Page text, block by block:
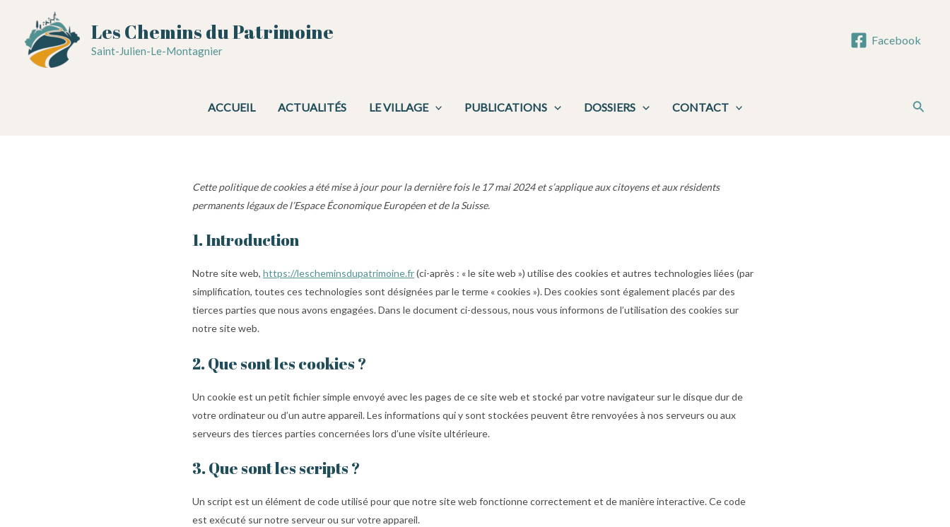
contenu
Les Chemins du Patrimoine
Saint-Julien-Le-Montagnier
Facebook
ACCUEIL ACTUALITÉS LE VILLAGE PUBLICATIONS DOSSIERS CONTACT
Cette politique de cookies a été mise à jour pour la dernière fois le 17 mai 2024 et s’applique aux citoyens et aux résidents
permanents légaux de l’Espace Économique Européen et de la Suisse.
1. Introduction
Notre site web, https://lescheminsdupatrimoine.fr(ci-après : « le site web ») utilise des cookies et autres technologies liées (par
simplification, toutes ces technologies sont désignées par le terme « cookies »). Des cookies sont également placés par des
tierces parties que nous avons engagées. Dans le document ci-dessous, nous vous informons de l’utilisation des cookies sur
notre site web.
2. Que sont les cookies ?
Un cookie est un petit fichier simple envoyé avec les pages de ce site web et stocké par votre navigateur sur le disque dur de
votre ordinateur ou d’un autre appareil. Les informations qui y sont stockées peuvent être renvoyées à nos serveurs ou aux
serveurs des tierces parties concernées lors d’une visite ultérieure.
3. Que sont les scripts ?
Un script est un élément de code utilisé pour que notre site web fonctionne correctement et de manière interactive. Ce code
est exécuté sur notre serveur ou sur votre appareil.